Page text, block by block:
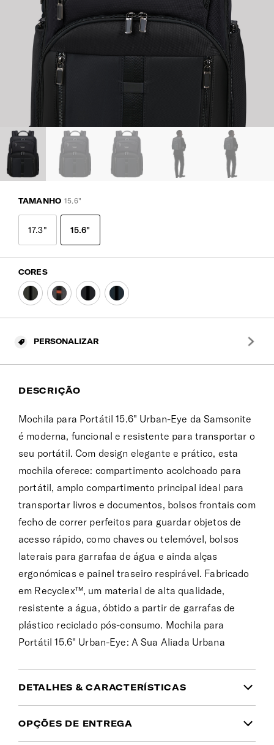
TAMANHO 15.6"
17.3" 15.6"
CORES
PERSONALIZAR
DESCRIÇÃO
Mochila para Portátil 15.6" Urban-Eye da Samsonite
é moderna, funcional e resistente para transportar o
seu portátil. Com design elegante e prático, esta
mochila oferece: compartimento acolchoado para
portátil, amplo compartimento principal ideal para
transportar livros e documentos, bolsos frontais com
fecho de correr perfeitos para guardar objetos de
acesso rápido, como chaves ou telemóvel, bolsos
laterais para garrafaa de água e ainda alças
ergonómicas e painel traseiro respirável. Fabricado
em Recyclex™, um material de alta qualidade,
resistente a água, óbtido a partir de garrafas de
plástico reciclado pós-consumo. Mochila para
Portátil 15.6" Urban-Eye: A Sua Aliada Urbana
DETALHES & CARACTERÍSTICAS
INFORMAÇÃO DO PRODUTO
OPÇÕES DE ENTREGA